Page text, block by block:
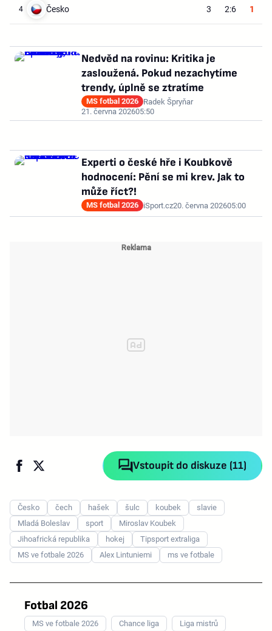
4 Česko 3 2:6 1
Nedvěd na rovinu: Kritika je
zasloužená. Pokud nezachytíme
trendy, úplně se ztratíme
MS fotbal 2026 Radek Špryňar
21. června 202605:50
Experti o české hře i Koubkově
hodnocení: Pění se mi krev. Jak to
může říct?!
MS fotbal 2026 iSport.cz20. června 202605:00
Vstoupit do diskuze (11)
Česko čech hašek šulc koubek
slavie
Mladá Boleslav
sport
Miroslav Koubek
Jihoafrická republika
hokej
Tipsport extraliga
MS ve fotbale 2026
Alex Lintuniemi ms ve fotbale
Fotbal 2026
MS ve fotbale 2026 Chance liga Liga mistrů